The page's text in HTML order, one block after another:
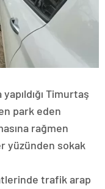
Timurtaş
park eden
rağmen
yüzünden sokak
trafik arap